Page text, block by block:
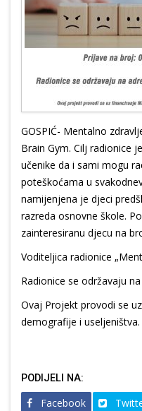
GOSPIĆ- Mentalno
Brain Gym. Cilj radionice
učenike da i sami mogu
poteškoćama u
namijenjena je djeci
razreda osnovne škole.
zainteresiranu djecu na
Voditeljica radionice
Radionice se održavaju
Ovaj Projekt provodi se
demografije i useljeništva.
PODIJELI NA:
Facebook